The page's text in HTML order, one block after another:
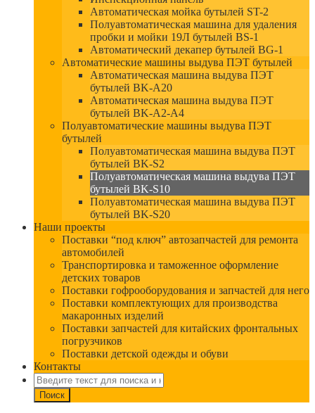
Автоматическая мойка бутылей ST-2
Полуавтоматическая машина для удаления
пробки и мойки 19Л бутылей BS-1
Автоматический декапер бутылей BG-1
Автоматические машины выдува ПЭТ бутылей
Автоматическая машина выдува ПЭТ
бутылей BK-A20
Автоматическая машина выдува ПЭТ
бутылей BK-A2-A4
Полуавтоматические машины выдува ПЭТ
бутылей
Полуавтоматическая машина выдува ПЭТ
бутылей BK-S2
Полуавтоматическая машина выдува ПЭТ
бутылей BK-S10
Полуавтоматическая машина выдува ПЭТ
бутылей BK-S20
Наши проекты
Поставки “под ключ” автозапчастей для ремонта
автомобилей
Транспортировка и таможенное оформление
детских товаров
Поставки гофрооборудования и запчастей для него
Поставки комплектующих для производства
макаронных изделий
Поставки запчастей для китайских фронтальных
погрузчиков
Поставки детской одежды и обуви
Контакты